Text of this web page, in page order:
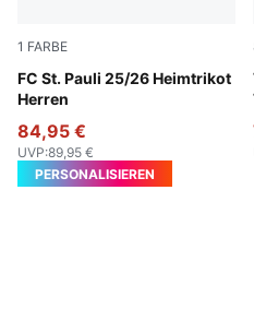
1 FARBE
FC St. Pauli 25/26 Heimtrikot
Herren
Espresso Brown-PUMA
84,95 €
UVP:89,95 €
PERSONALISIEREN